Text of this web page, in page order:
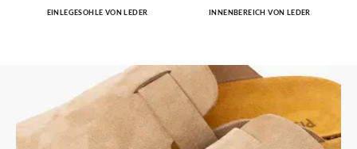
EINLEGESOHLE VON LEDER INNENBEREICH VON LEDER